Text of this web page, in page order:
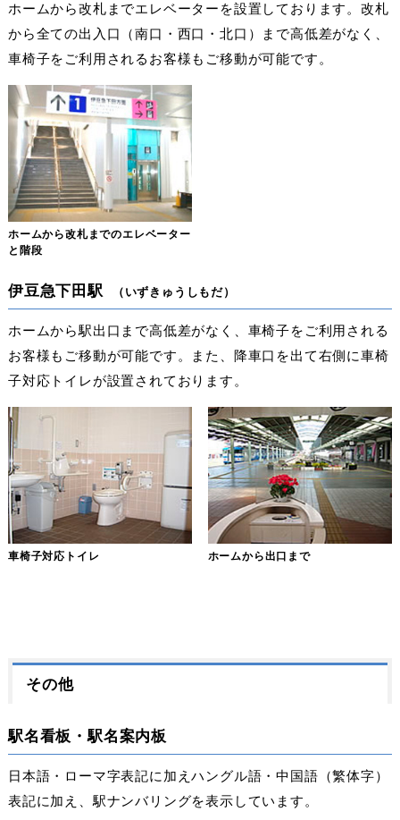
ホームから改札までエレベーターを設置しております。改札
から全ての出入口（南口・西口・北口）まで高低差がなく、
車椅子をご利用されるお客様もご移動が可能です。
ホームから改札までのエレベーター
と階段
伊豆急下田駅 （いずきゅうしもだ）
ホームから駅出口まで高低差がなく、車椅子をご利用される
お客様もご移動が可能です。また、降車口を出て右側に車椅
子対応トイレが設置されております。
車椅子対応トイレ ホームから出口まで
その他
駅名看板・駅名案内板
日本語・ローマ字表記に加えハングル語・中国語（繁体字）
表記に加え、駅ナンバリングを表示しています。